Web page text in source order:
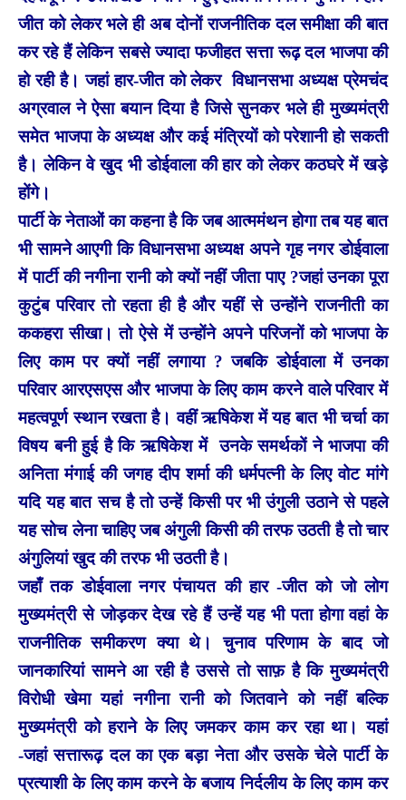
जीत को लेकर भले ही अब दोनों राजनीतिक दल समीक्षा की बात
कर रहे हैं लेकिन सबसे ज्यादा फजीहत सत्ता रूढ़ दल भाजपा की
हो रही है। जहां हार-जीत को लेकर विधानसभा अध्यक्ष प्रेमचंद
अग्रवाल ने ऐसा बयान दिया है जिसे सुनकर भले ही मुख्यमंत्री
समेत भाजपा के अध्यक्ष और कई मंत्रियों को परेशानी हो सकती
है। लेकिन वे खुद भी डोईवाला की हार को लेकर कठघरे में खड़े
होंगे।
पार्टी के नेताओं का कहना है कि जब आत्ममंथन होगा तब यह बात
भी सामने आएगी कि विधानसभा अध्यक्ष अपने गृह नगर डोईवाला
में पार्टी की नगीना रानी को क्यों नहीं जीता पाए ?जहां उनका पूरा
कुटुंब परिवार तो रहता ही है और यहीं से उन्होंने राजनीती का
ककहरा सीखा। तो ऐसे में उन्होंने अपने परिजनों को भाजपा के
लिए काम पर क्यों नहीं लगाया ? जबकि डोईवाला में उनका
परिवार आरएसएस और भाजपा के लिए काम करने वाले परिवार में
महत्वपूर्ण स्थान रखता है। वहीं ऋषिकेश में यह बात भी चर्चा का
विषय बनी हुई है कि ऋषिकेश में उनके समर्थकों ने भाजपा की
अनिता मंगाई की जगह दीप शर्मा की धर्मपत्नी के लिए वोट मांगे
यदि यह बात सच है तो उन्हें किसी पर भी उंगुली उठाने से पहले
यह सोच लेना चाहिए जब अंगुली किसी की तरफ उठती है तो चार
अंगुलियां खुद की तरफ भी उठती है।
जहाँ तक डोईवाला नगर पंचायत की हार -जीत को जो लोग
मुख्यमंत्री से जोड़कर देख रहे हैं उन्हें यह भी पता होगा वहां के
राजनीतिक समीकरण क्या थे। चुनाव परिणाम के बाद जो
जानकारियां सामने आ रही है उससे तो साफ़ है कि मुख्यमंत्री
विरोधी खेमा यहां नगीना रानी को जितवाने को नहीं बल्कि
मुख्यमंत्री को हराने के लिए जमकर काम कर रहा था। यहां
-जहां सत्तारूढ़ दल का एक बड़ा नेता और उसके चेले पार्टी के
प्रत्याशी के लिए काम करने के बजाय निर्दलीय के लिए काम कर